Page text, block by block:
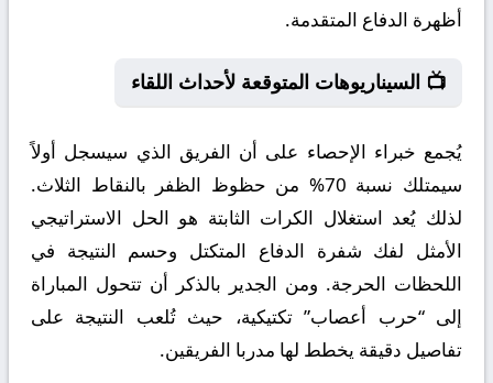
أظهرة الدفاع المتقدمة.
📺 السيناريوهات المتوقعة لأحداث اللقاء
يُجمع خبراء الإحصاء على أن الفريق الذي سيسجل أولاً
سيمتلك نسبة 70% من حظوظ الظفر بالنقاط الثلاث.
لذلك يُعد استغلال الكرات الثابتة هو الحل الاستراتيجي
الأمثل لفك شفرة الدفاع المتكتل وحسم النتيجة في
اللحظات الحرجة. ومن الجدير بالذكر أن تتحول المباراة
إلى “حرب أعصاب” تكتيكية، حيث تُلعب النتيجة على
تفاصيل دقيقة يخطط لها مدربا الفريقين.